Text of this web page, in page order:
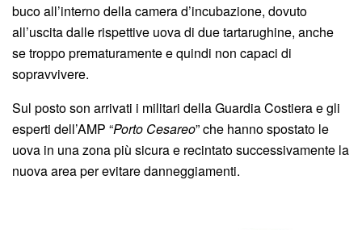
buco all’interno della camera d’incubazione, dovuto
all’uscita dalle rispettive uova di due tartarughine, anche
se troppo prematuramente e quindi non capaci di
sopravvivere.
Sul posto son arrivati i militari della Guardia Costiera e gli
esperti dell’AMP “Porto Cesareo” che hanno spostato le
uova in una zona più sicura e recintato successivamente la
nuova area per evitare danneggiamenti.